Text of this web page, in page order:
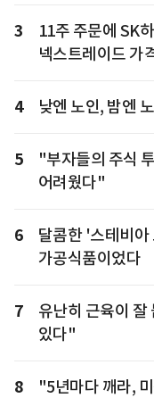
3
11주 주문에 SK
넥스트레이드 가
4 낮엔 노인, 밤엔
5
"부자들의 주식
어려웠다"
6
달콤한 '스테비아
가공식품이었다
7
유난히 근육이 잘
있다"
8
"5년마다 깨라,